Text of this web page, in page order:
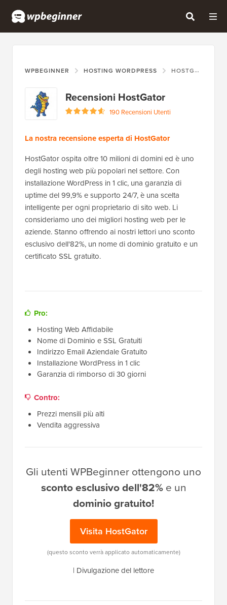
WPBEGINNER HOSTING WORDPRESS HOSTGATOR
Recensioni HostGator
190 Recensioni Utenti
La nostra recensione esperta di HostGator
HostGator ospita oltre 10 milioni di domini ed è uno
degli hosting web più popolari nel settore. Con
installazione WordPress in 1 clic, una garanzia di
uptime del 99,9% e supporto 24/7, è una scelta
intelligente per ogni proprietario di sito web. Li
consideriamo uno dei migliori hosting web per le
aziende. Stanno offrendo ai nostri lettori uno sconto
esclusivo dell'82%, un nome di dominio gratuito e un
certificato SSL gratuito.
Pro:
Hosting Web Affidabile
Nome di Dominio e SSL Gratuiti
Indirizzo Email Aziendale Gratuito
Installazione WordPress in 1 clic
Garanzia di rimborso di 30 giorni
Contro:
Prezzi mensili più alti
Vendita aggressiva
Gli utenti WPBeginner ottengono uno
sconto esclusivo dell'82%e un
dominio gratuito!
Visita HostGator
(questo sconto verrà applicato automaticamente)
| Divulgazione del lettore